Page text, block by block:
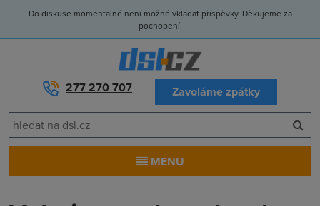
Do diskuse momentálně není možné vkládat příspěvky. Děkujeme za
pochopení.
277 270 707 Zavoláme zpátky
MENU